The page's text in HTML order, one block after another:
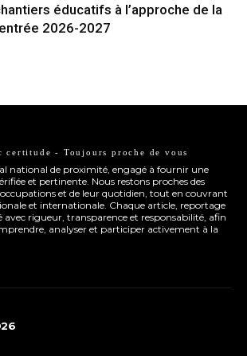
éducatifs à l’approche de la
2026-2027
certitude - Toujours proche de vous
national de proximité, engagé à fournir une
et pertinente. Nous restons proches des
et de leur quotidien, tout en couvrant
et internationale. Chaque article, reportage
avec rigueur, transparence et responsabilité, afin
analyser et participer activement à la